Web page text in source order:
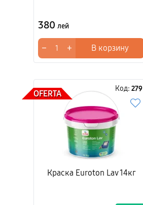
380 лей
− + В корзину
OFERTA
Код: 279
Краска Euroton Lav 14кг